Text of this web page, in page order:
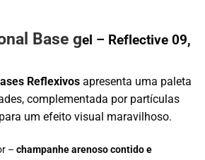
Base gel – Reflective 09,
Reflexivos apresenta uma paleta
complementada por partículas
um efeito visual maravilhoso.
– champanhe arenoso contido e